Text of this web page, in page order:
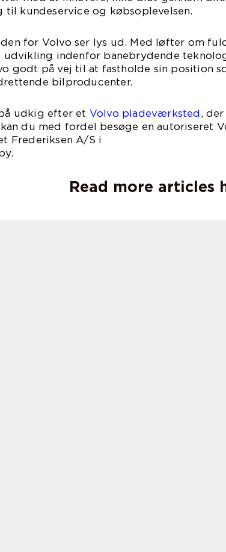
til kundeservice og købsoplevelsen.
for Volvo ser lys ud. Med løfter om
udvikling indenfor banebrydende
godt på vej til at fastholde sin position
bilproducenter.
udkig efter et Volvo pladeværksted ,
du med fordel besøge en autoriseret
Frederiksen A/S i
Read more articles